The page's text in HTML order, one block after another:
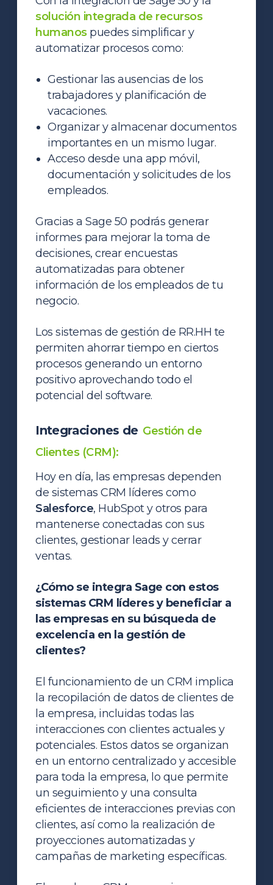
solución integrada de recursos
humanospuedes simplificar y
automatizar procesos como:
Gestionar las ausencias de los
trabajadores y planificación de
vacaciones.
Organizar y almacenar documentos
importantes en un mismo lugar.
Acceso desde una app móvil,
documentación y solicitudes de los
empleados.
Gracias a Sage 50 podrás generar
informes para mejorar la toma de
decisiones, crear encuestas
automatizadas para obtener
información de los empleados de tu
negocio.
Los sistemas de gestión de RR.HH te
permiten ahorrar tiempo en ciertos
procesos generando un entorno
positivo aprovechando todo el
potencial del software.
Integraciones de Gestión de
Clientes (CRM):
Hoy en día, las empresas dependen
de sistemas CRM líderes como
Salesforce, HubSpot y otros para
mantenerse conectadas con sus
clientes, gestionar leads y cerrar
ventas.
¿Cómo se integra Sage con estos
sistemas CRM líderes y beneficiar a
las empresas en su búsqueda de
excelencia en la gestión de
clientes?
El funcionamiento de un CRM implica
la recopilación de datos de clientes de
la empresa, incluidas todas las
interacciones con clientes actuales y
potenciales. Estos datos se organizan
en un entorno centralizado y accesible
para toda la empresa, lo que permite
un seguimiento y una consulta
eficientes de interacciones previas con
clientes, así como la realización de
proyecciones automatizadas y
campañas de marketing específicas.